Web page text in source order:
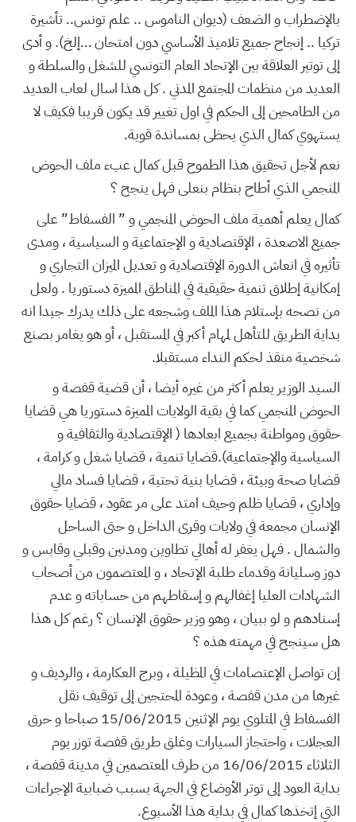
بالإضطراب و الضعف (ديوان الناموس .. علم تونس.. تأشيرة
تركيا .. إنجاح جميع تلاميذ الأساسي دون امتحان …إلخ). و أدى
إلى توتير العلاقة بين الإتحاد العام التونسي للشغل والسلطة و
العديد من منظمات المجتمع المدني . كل هذا اسال لعاب العديد
من الطامحين إلى الحكم في اول تغيير قد يكون قريبا فكيف لا
يستهوي كمال الذي يحظى بمساندة قوية.
نعم لأجل تحقيق هذا الطموح قبل كمال عبء ملف الحوض
المنجمي الذي أطاح بنظام بنعلى فهل ينجح ؟
كمال يعلم أهمية ملف الحوض المنجمي و ” الفسفاط” على
جميع الاصعدة ، الإقتصادية و الإجتماعية و السياسية ، ومدى
تأثيره في انعاش الدورة الإقتصادية و تعديل الميزان التجاري و
إمكانية إطلاق تنمية حقيقية في المناطق المميزة دستوريا . ولعل
من نصحه بإستلام هذا الملف وشجعه على ذلك يدرك جيدا انه
بداية الطريق للتأهل لمهام أكبر في المستقبل ، أو هو يغامر بصنع
شخصية منقذ لحكم النداء مستقبلا.
السيد الوزير يعلم أكثر من غيره أيضا ، أن قضية قفصة و
الحوض المنجمي كما في بقية الولايات المميزة دستوريا هي قضايا
حقوق ومواطنة بجميع ابعادها ( الإقتصادية والثقافية و
السياسية والإجتماعية).قضايا تنمية ، قضايا شغل و كرامة ،
قضايا صحة وبيئة ، قضايا بنية تحتية ، قضايا فساد مالي
وإداري ، قضايا ظلم وحيف امتد على مر عقود ، قضايا حقوق
الإنسان مجمعة في ولايات وقرى الداخل و حتى الساحل
والشمال . فهل يغفر له أهالي تطاوين ومدنين وقبلي وقابس و
دوز وسليانة وقدماء طلبة الإتحاد ، و المعتصمون من أصحاب
الشهادات العليا إغفالهم و إسقاطهم من حساباته و عدم
إسنادهم و لو ببيان ، وهو وزير حقوق الإنسان ؟ رغم كل هذا
هل سينجح في مهمته هذه ؟
إن تواصل الإعتصامات في المظيلة ، وبرج العكارمة ، والرديف و
غيرها من مدن قفصة ، وعودة المحتجين إلى توقيف نقل
الفسفاط في المتلوي يوم الإثنين 15/06/2015 صباحا و حرق
العجلات ، واحتجاز السيارات وغلق طريق قفصة توزر يوم
الثلاثاء 16/06/2015 من طرف المعتصمين في مدينة قفصة ،
بداية العود إلى توتر الأوضاع في الجهة بسبب ضبابية الإجراءات
التي إتخذها كمال في بداية هذا الأسبوع.